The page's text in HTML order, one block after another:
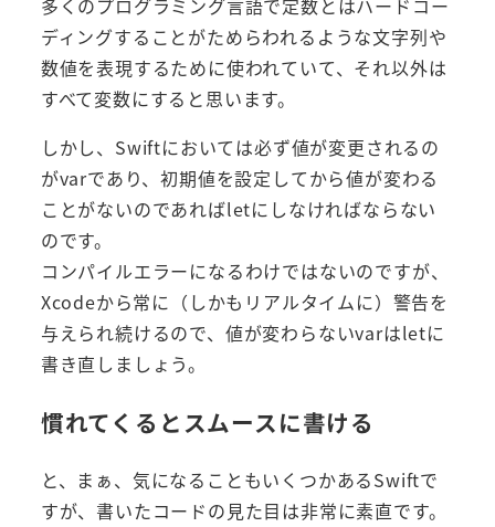
多くのプログラミング言語で定数とはハードコー
ディングすることがためらわれるような文字列や
数値を表現するために使われていて、それ以外は
すべて変数にすると思います。
しかし、Swiftにおいては必ず値が変更されるの
がvarであり、初期値を設定してから値が変わる
ことがないのであればletにしなければならない
のです。
コンパイルエラーになるわけではないのですが、
Xcodeから常に（しかもリアルタイムに）警告を
与えられ続けるので、値が変わらないvarはletに
書き直しましょう。
慣れてくるとスムースに書ける
と、まぁ、気になることもいくつかあるSwiftで
すが、書いたコードの見た目は非常に素直です。